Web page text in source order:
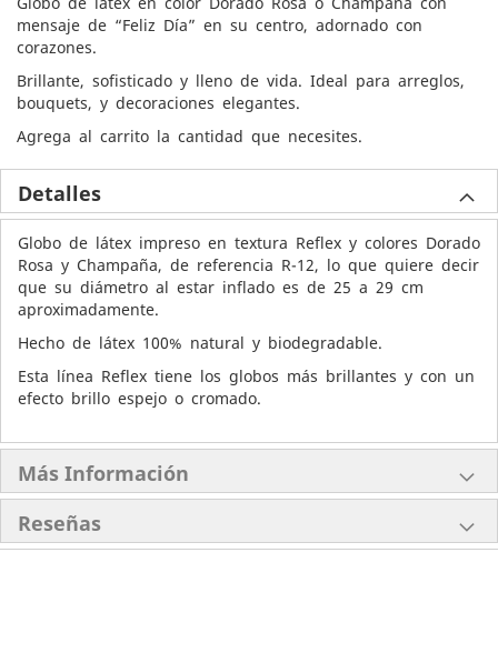
mensaje de “Feliz Día” en su centro, adornado con
corazones.
Brillante, sofisticado y lleno de vida. Ideal para arreglos,
bouquets, y decoraciones elegantes.
Agrega al carrito la cantidad que necesites.
Detalles
Globo de látex impreso en textura Reflex y colores Dorado
Rosa y Champaña, de referencia R-12, lo que quiere decir
que su diámetro al estar inflado es de 25 a 29 cm
aproximadamente.
Hecho de látex 100% natural y biodegradable.
Esta línea Reflex tiene los globos más brillantes y con un
efecto brillo espejo o cromado.
Más Información
Reseñas